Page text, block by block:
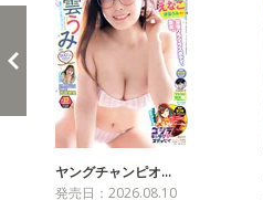
ヤングチャンピオ…
発売日：2026.08.10